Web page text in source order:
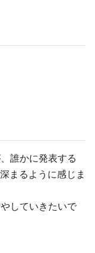
誰かに発表する
まるように感じま
していきたいで